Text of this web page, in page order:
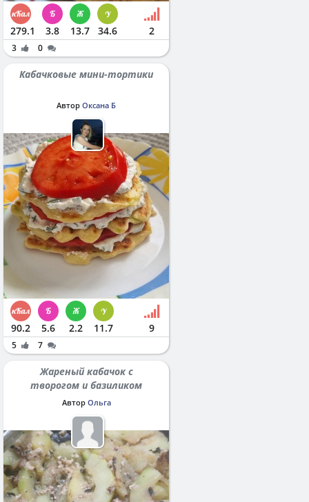
279.1 3.8 13.7 34.6 2
3 0
Кабачковые мини-тортики
Автор Оксана Б
90.2 5.6 2.2 11.7 9
5 7
Жареный кабачок с
творогом и базиликом
Автор Ольга